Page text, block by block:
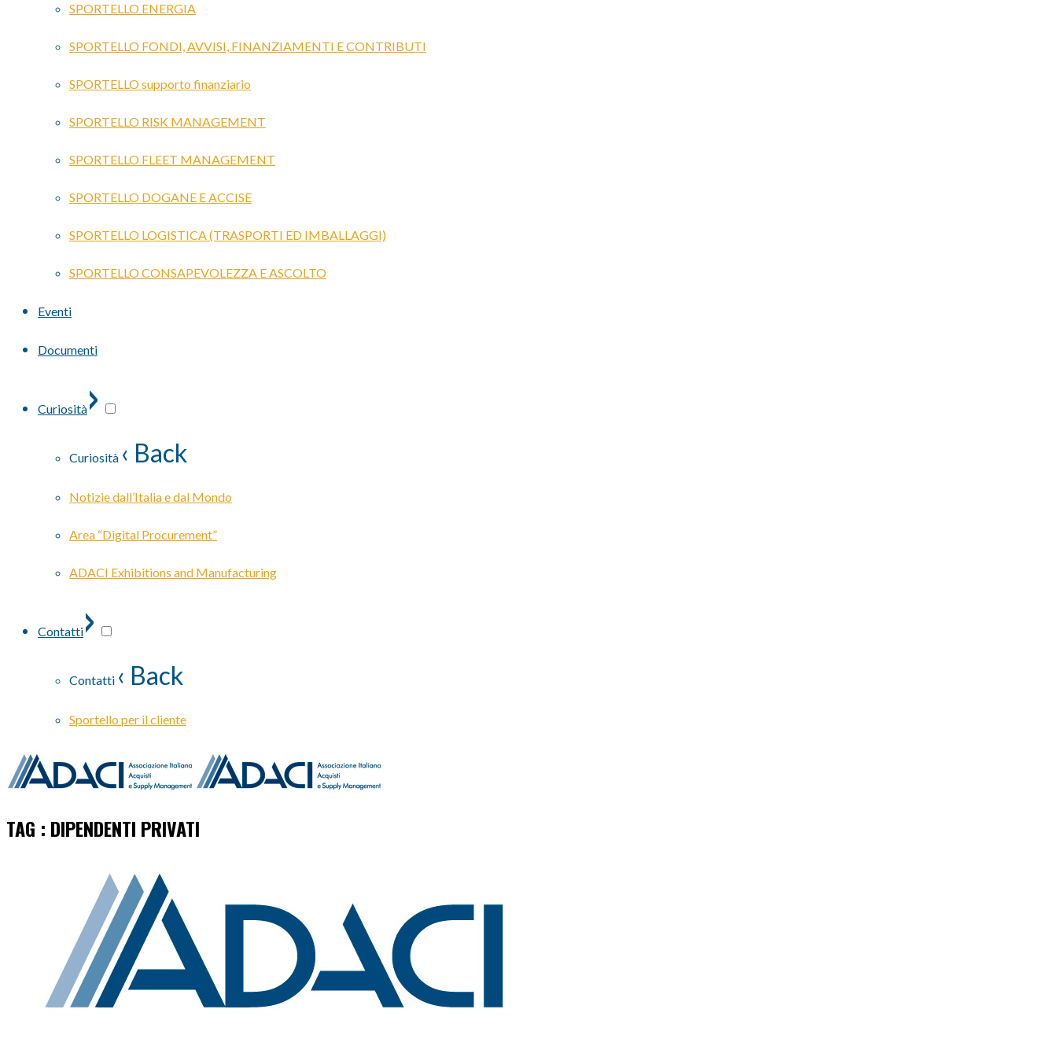
SPORTELLO ENERGIA
SPORTELLO FONDI, AVVISI, FINANZIAMENTI E CONTRIBUTI
SPORTELLO supporto finanziario
SPORTELLO RISK MANAGEMENT
SPORTELLO FLEET MANAGEMENT
SPORTELLO DOGANE E ACCISE
SPORTELLO LOGISTICA (TRASPORTI ED IMBALLAGGI)
SPORTELLO CONSAPEVOLEZZA E ASCOLTO
Eventi
Documenti
Curiosità›
Curiosità ‹ Back
Notizie dall’Italia e dal Mondo
Area “Digital Procurement”
ADACI Exhibitions and Manufacturing
Contatti›
Contatti ‹ Back
Sportello per il cliente
TAG : DIPENDENTI PRIVATI